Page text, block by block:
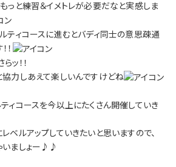
っと練習＆イメトレが必要だなと実感しま
ティコースに進むとバディ同士の意思疎通
！
ッ！！
協力しあえて楽しいんですけどね
ィコースを今以上にたくさん開催していき
ベルアップしていきたいと思いますので、
いましょー♪♪